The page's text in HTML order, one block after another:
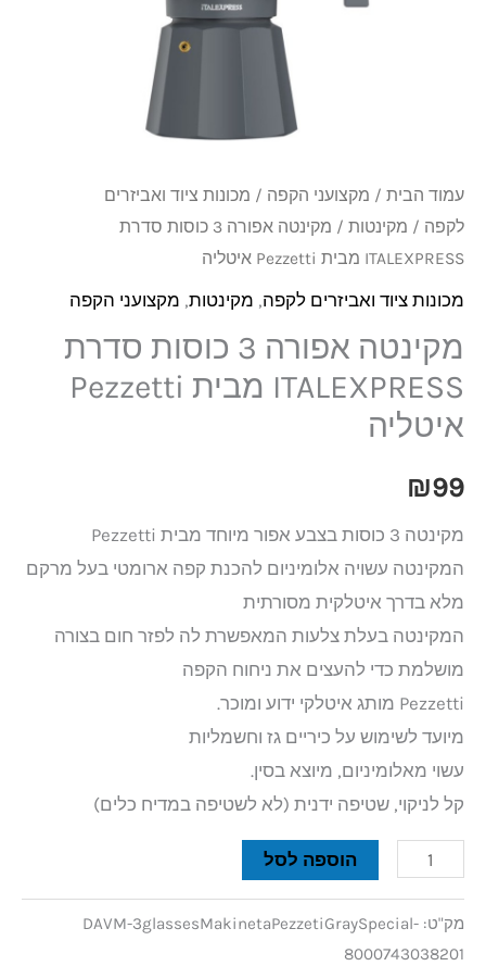
עמוד הבית / מקצועני הקפה / מכונות ציוד ואביזרים
לקפה / מקינטות
/ מקינטה אפורה 3 כוסות סדרת
ITALEXPRESS מבית Pezzetti איטליה
מכונות ציוד ואביזרים לקפה, מקינטות, מקצועני הקפה
מקינטה אפורה 3 כוסות סדרת
ITALEXPRESS מבית Pezzetti
איטליה
₪99
מקינטה 3 כוסות בצבע אפור מיוחד מבית Pezzetti
המקינטה עשויה אלומיניום להכנת קפה ארומטי בעל מרקם
מלא בדרך איטלקית מסורתית
המקינטה בעלת צלעות המאפשרת לה לפזר חום בצורה
מושלמת כדי להעצים את ניחוח הקפה
Pezzetti מותג איטלקי ידוע ומוכר.
מיועד לשימוש על כיריים גז וחשמליות
עשוי מאלומיניום, מיוצא בסין.
קל לניקוי, שטיפה ידנית (לא לשטיפה במדיח כלים)
הוספה לסל
מק"ט: DAVM-3glassesMakinetaPezzetiGraySpecial-
8000743038201